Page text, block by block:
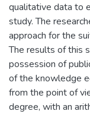
qualitative data to
study. The
approach for the
The results of this
possession of
of the knowledge
from the point of
degree, with an